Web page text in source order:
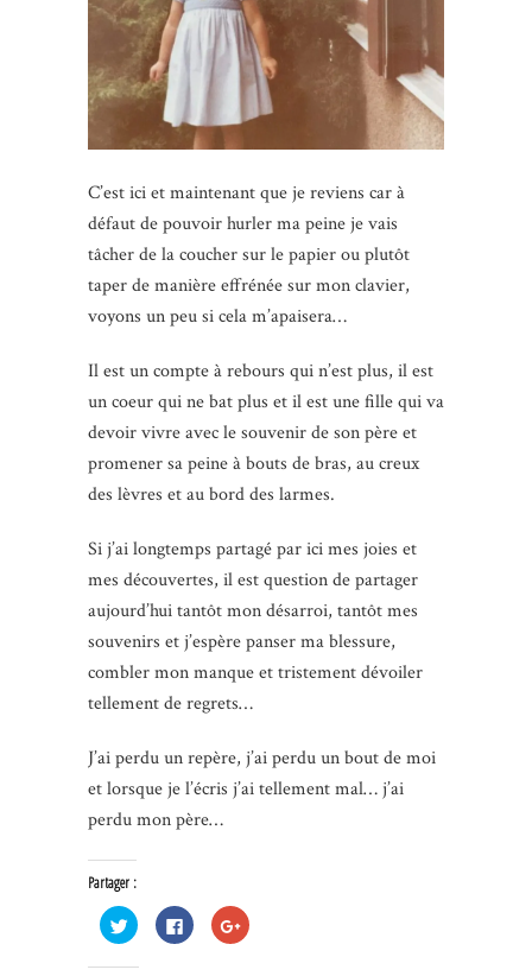
C’est ici et maintenant que je reviens car à
défaut de pouvoir hurler ma peine je vais
tâcher de la coucher sur le papier ou plutôt
taper de manière effrénée sur mon clavier,
voyons un peu si cela m’apaisera…
Il est un compte à rebours qui n’est plus, il est
un coeur qui ne bat plus et il est une fille qui va
devoir vivre avec le souvenir de son père et
promener sa peine à bouts de bras, au creux
des lèvres et au bord des larmes.
Si j’ai longtemps partagé par ici mes joies et
mes découvertes, il est question de partager
aujourd’hui tantôt mon désarroi, tantôt mes
souvenirs et j’espère panser ma blessure,
combler mon manque et tristement dévoiler
tellement de regrets…
J’ai perdu un repère, j’ai perdu un bout de moi
et lorsque je l’écris j’ai tellement mal… j’ai
perdu mon père…
Partager :
Cliquez
pour
partager
sur
Cliquez
pour
partager
Cliquez
pour